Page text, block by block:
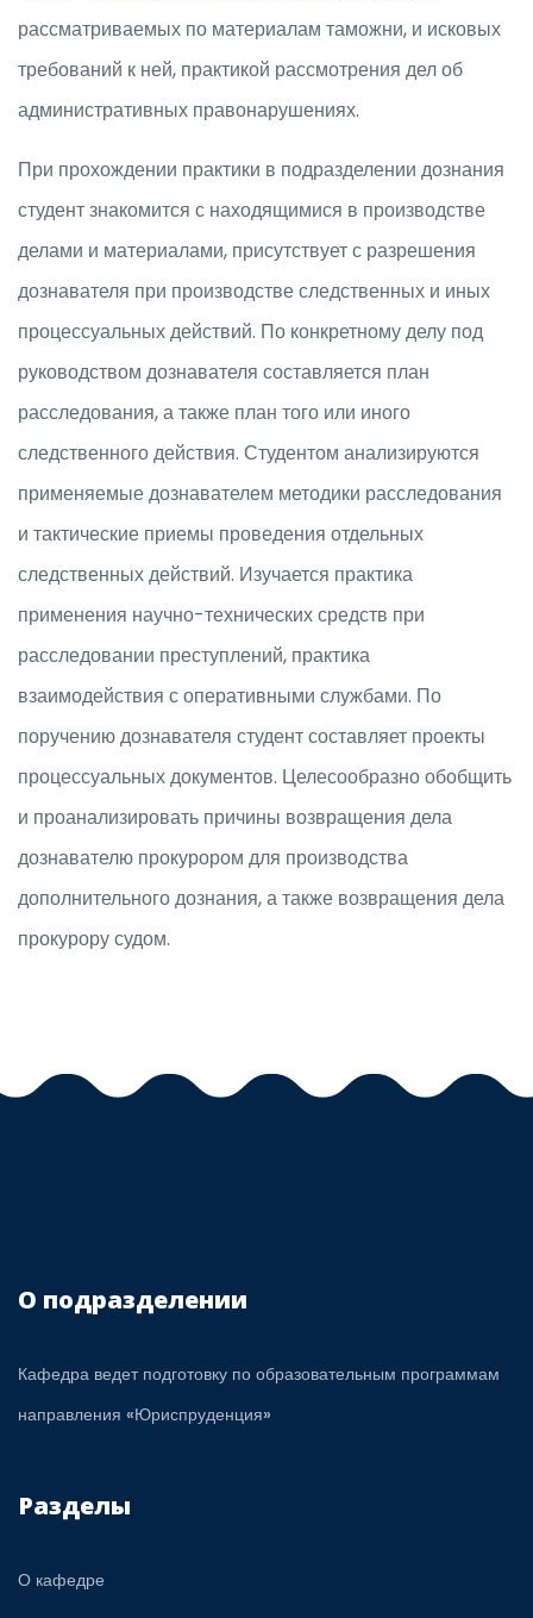
рассматриваемых по материалам таможни, и исковых
требований к ней, практикой рассмотрения дел об
административных правонарушениях.
При прохождении практики в подразделении дознания
студент знакомится с находящимися в производстве
делами и материалами, присутствует с разрешения
дознавателя при производстве следственных и иных
процессуальных действий. По конкретному делу под
руководством дознавателя составляется план
расследования, а также план того или иного
следственного действия. Студентом анализируются
применяемые дознавателем методики расследования
и тактические приемы проведения отдельных
следственных действий. Изучается практика
применения научно-технических средств при
расследовании преступлений, практика
взаимодействия с оперативными службами. По
поручению дознавателя студент составляет проекты
процессуальных документов. Целесообразно обобщить
и проанализировать причины возвращения дела
дознавателю прокурором для производства
дополнительного дознания, а также возвращения дела
прокурору судом.
О подразделении
Кафедра ведет подготовку по образовательным программам
направления «Юриспруденция»
Разделы
О кафедре